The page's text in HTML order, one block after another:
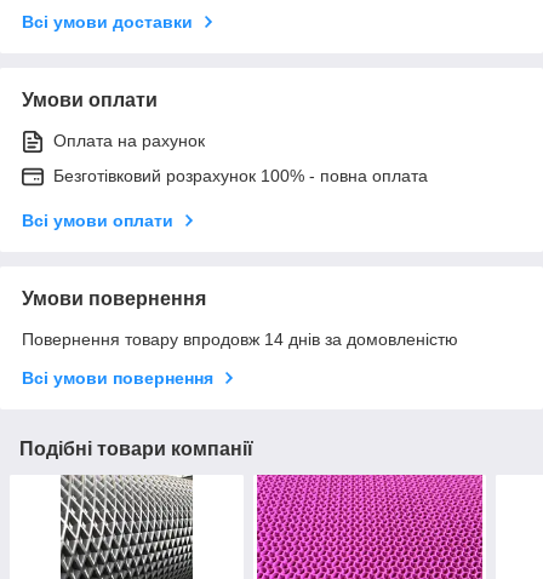
Всі умови доставки
Умови оплати
Оплата на рахунок
Безготівковий розрахунок 100% - повна оплата
Всі умови оплати
Умови повернення
Повернення товару впродовж 14 днів за домовленістю
Всі умови повернення
Подібні товари компанії